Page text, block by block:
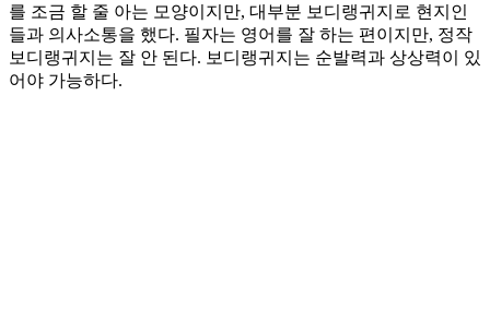
를 조금 할 줄 아는 모양이지만, 대부분 보디랭귀지로 현지인
들과 의사소통을 했다. 필자는 영어를 잘 하는 편이지만, 정작
보디랭귀지는 잘 안 된다. 보디랭귀지는 순발력과 상상력이 있
어야 가능하다.